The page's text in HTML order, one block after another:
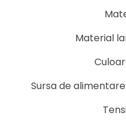
Material
Sursa de